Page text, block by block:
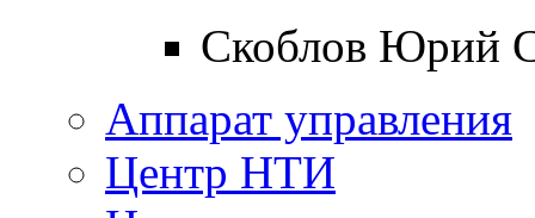
Скоблов Юрий
Аппарат управления
Центр НТИ